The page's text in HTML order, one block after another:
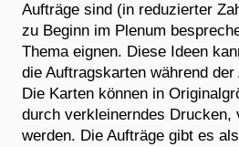
Aufträge sind (in reduzierter
zu Beginn im Plenum
Thema eignen. Diese Ideen
die Auftragskarten während
Die Karten können in
durch verkleinerndes
werden. Die Aufträge gibt es